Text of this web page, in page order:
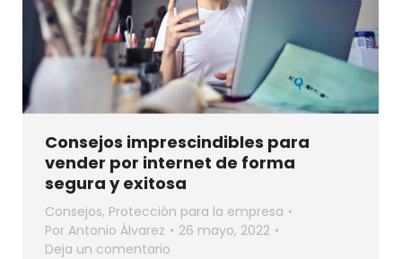
Consejos imprescindibles para
vender por internet de forma
segura y exitosa
Consejos, Protección para la empresa
Por Antonio Álvarez
26 mayo, 2022
Deja un comentario